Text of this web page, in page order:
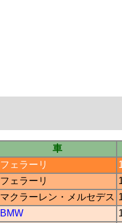
車
フェラーリ
フェラーリ
マクラーレン ・ メルセデス
BMW